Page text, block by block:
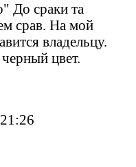
До сраки та
срав. На мой
владельцу.
цвет.